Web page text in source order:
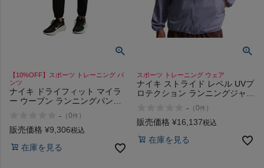
【10%OFF】スポーツ トレーニング パ
ンツ
ナイキ ドライフィット マイラ
ー ウーブン ランニングパンツ
Running Pants- （0件 ）
販売価格 ¥9,306税込
在庫を見る
スポーツ トレーニング ウェア
ナイキ ストライド レペル UVプ
ロテクション ランニングジャケ
Protection Running Jacket
- （0件 ）
販売価格 ¥16,137税込
在庫を見る